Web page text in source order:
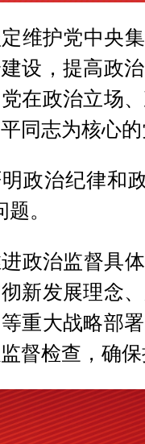
维护党中央
设，提高政
在政治立场
同志为核心
政治纪律和
。
政治监督具
新发展理念
重大战略部
督检查，确